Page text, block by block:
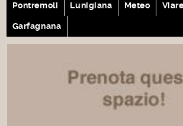
Pontremoli Lunigiana Meteo
Garfagnana